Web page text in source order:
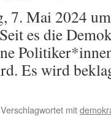
7. Mai 2024
es die
Es wird
Verschlagwortet mit